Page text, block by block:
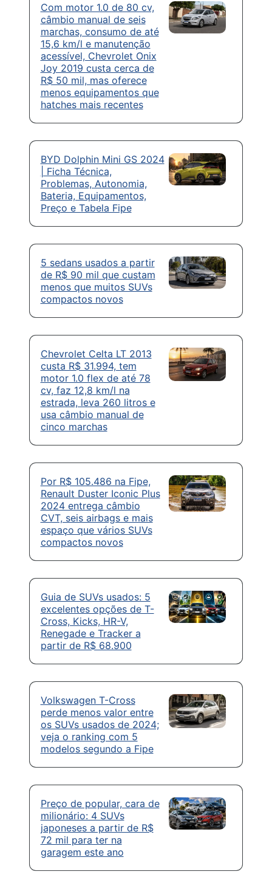
Com motor 1.0 de 80 cv,
câmbio manual de seis
marchas, consumo de até
15,6 km/l e manutenção
acessível, Chevrolet Onix
Joy 2019 custa cerca de
R$ 50 mil, mas oferece
menos equipamentos que
hatches mais recentes
BYD Dolphin Mini GS 2024
| Ficha Técnica,
Problemas, Autonomia,
Bateria, Equipamentos,
Preço e Tabela Fipe
5 sedans usados a partir
de R$ 90 mil que custam
menos que muitos SUVs
compactos novos
Chevrolet Celta LT 2013
custa R$ 31.994, tem
motor 1.0 flex de até 78
cv, faz 12,8 km/l na
estrada, leva 260 litros e
usa câmbio manual de
cinco marchas
Por R$ 105.486 na Fipe,
Renault Duster Iconic Plus
2024 entrega câmbio
CVT, seis airbags e mais
espaço que vários SUVs
compactos novos
Guia de SUVs usados: 5
excelentes opções de T-
Cross, Kicks, HR-V,
Renegade e Tracker a
partir de R$ 68.900
Volkswagen T-Cross
perde menos valor entre
os SUVs usados de 2024;
veja o ranking com 5
modelos segundo a Fipe
Preço de popular, cara de
milionário: 4 SUVs
japoneses a partir de R$
72 mil para ter na
garagem este ano